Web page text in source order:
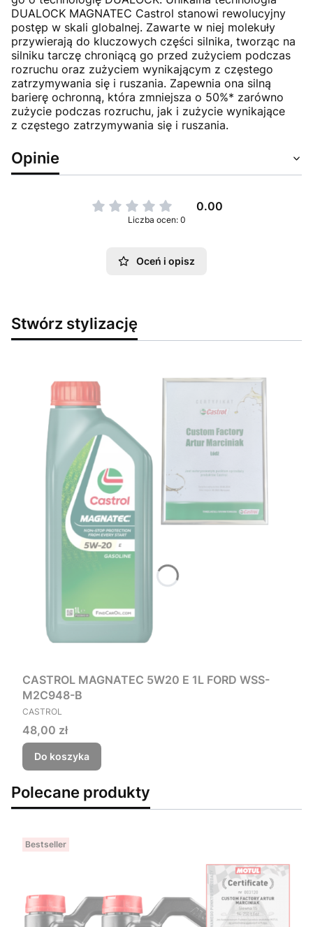
DUALOCK MAGNATEC Castrol stanowi rewolucyjny
postęp w skali globalnej. Zawarte w niej molekuły
przywierają do kluczowych części silnika, tworząc na
silniku tarczę chroniącą go przed zużyciem podczas
rozruchu oraz zużyciem wynikającym z częstego
zatrzymywania się i ruszania. Zapewnia ona silną
barierę ochronną, która zmniejsza o 50%* zarówno
zużycie podczas rozruchu, jak i zużycie wynikające
z częstego zatrzymywania się i ruszania.
Opinie
0.00
Liczba ocen: 0
Oceń i opisz
Stwórz stylizację
CASTROL MAGNATEC 5W20 E 1L FORD WSS-
M2C948-B
PRODUCENT
CASTROL
Cena
48,00 zł
Do koszyka
Polecane produkty
Bestseller